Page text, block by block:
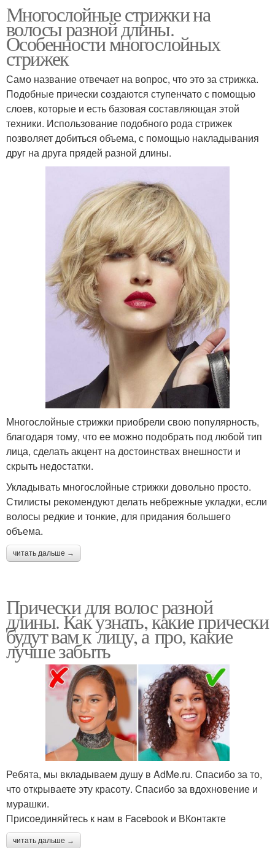
Многослойные стрижки на
волосы разной длины.
Особенности многослойных
стрижек
Само название отвечает на вопрос, что это за стрижка.
Подобные прически создаются ступенчато с помощью
слоев, которые и есть базовая составляющая этой
техники. Использование подобного рода стрижек
позволяет добиться объема, с помощью накладывания
друг на друга прядей разной длины.
Многослойные стрижки приобрели свою популярность,
благодаря тому, что ее можно подобрать под любой тип
лица, сделать акцент на достоинствах внешности и
скрыть недостатки.
Укладывать многослойные стрижки довольно просто.
Стилисты рекомендуют делать небрежные укладки, если
волосы редкие и тонкие, для придания большего
объема.
читать дальше →
Прически для волос разной
длины. Как узнать, какие прически
будут вам к лицу, а про, какие
лучше забыть
Ребята, мы вкладываем душу в AdMe.ru. Cпасибо за то,
что открываете эту красоту. Спасибо за вдохновение и
мурашки.
Присоединяйтесь к нам в Facebook и ВКонтакте
читать дальше →